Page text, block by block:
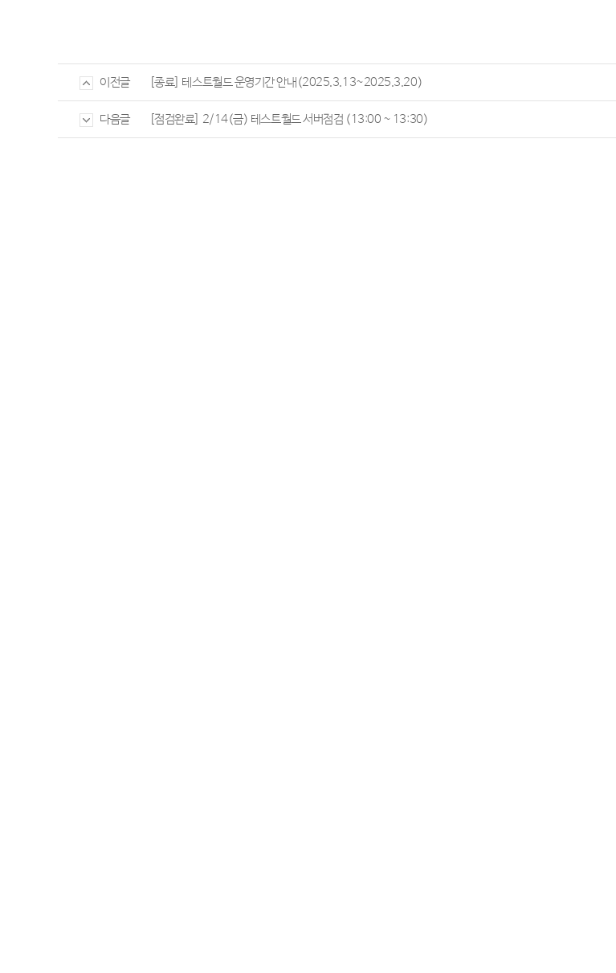
이전글 [종료] 테스트월드 운영기간 안내(2025.3.13~2025.3.20)
다음글 [점검완료] 2/14(금) 테스트월드 서버점검 (13:00 ~ 13:30)